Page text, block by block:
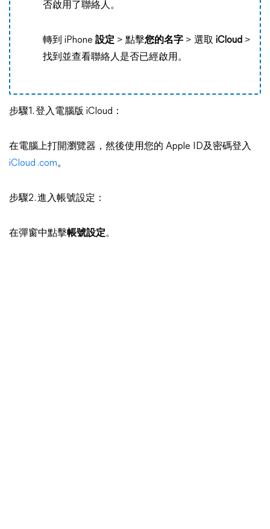
否啟用了聯絡人。
轉到 iPhone 設定 > 點擊您的名字 > 選取 iCloud >
找到並查看聯絡人是否已經啟用。
步驟1. 登入電腦版 iCloud：
在電腦上打開瀏覽器，然後使用您的 Apple ID及密碼登入
iCloud .com。
步驟2. 進入帳號設定：
在彈窗中點擊帳號設定。